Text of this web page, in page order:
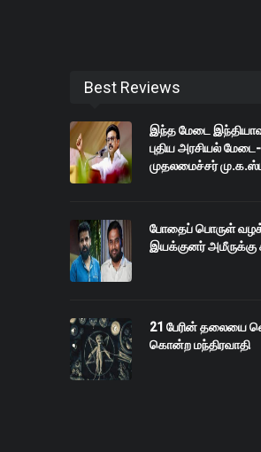
Best Reviews
இந்த மேடை
புதிய அரசியல் மேடை-
முதலமைச்சர்
போதைப் பொருள்
இயக்குனர்
21 பேரின் தலையை
கொன்ற மந்திரவாதி